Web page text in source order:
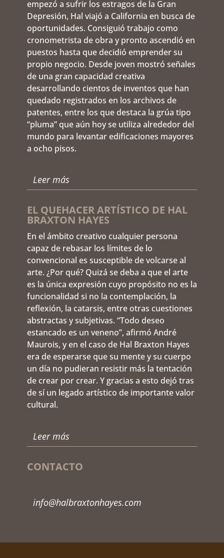
empezó a sufrir los estragos de la Gran
Depresión, Hal viajó a California en busca de
oportunidades. Consiguió trabajo como
cronometrista de obra y pronto ascendió en
puestos hasta que decidió emprender su
propio negocio. Desde joven mostró señales
de una gran capacidad creativa
desarrollando cientos de inventos que han
quedado registrados en los archivos de
patentes, entre los que destaca la grúa tipo
“pluma” que aún hoy se utiliza alrededor del
mundo para levantar edificaciones mayores
a ocho pisos.
Leer más
EL QUEHACER ARTÍSTICO DE HAL
BRAXTON HAYES
En el ámbito creativo cualquier persona
capaz de rebasar los límites de lo
convencional es susceptible de volcarse al
arte. ¿Por qué? Quizá se deba a que el arte
es la única expresión cuyo propósito no es la
funcionalidad si no la contemplación, la
reflexión, la catarsis, entre otras cuestiones
abstractas y subjetivas. “Todo deseo
estancado es un veneno”, afirmó André
Maurois, y en el caso de Hal Braxton Hayes
era de esperarse que su mente y su cuerpo
un día no pudieran resistir más la tentación
de crear por crear. Y gracias a esto dejó tras
de sí un legado artístico de importante valor
cultural.
Leer más
CONTACTO
info@halbraxtonhayes.com